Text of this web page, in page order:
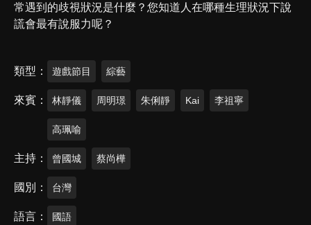
常遇到的歧視狀況是什麼？您知道人在哪種生理狀況下說
謊會最有說服力呢？
類型 遊戲節目 綜藝
來賓 林靜儀 周明璟 朱俐靜 Kai 李祖寧
高珮喻
主持 曾國城 蔡尚樺
國別 台灣
語言 國語